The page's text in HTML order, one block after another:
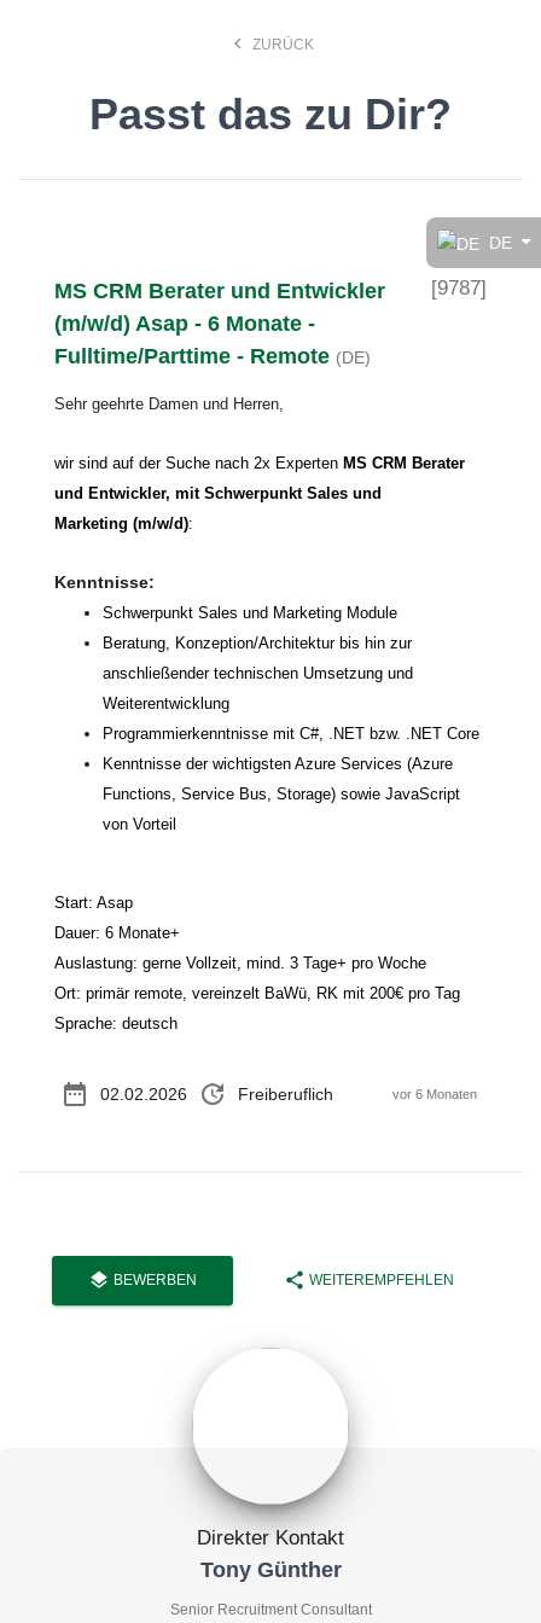
DE
Finde den Job, der Dir
search
Deutsch
keyboard_arrow_left ZURÜCK
Passt das zu Dir?
MS CRM Berater und Entwickler
(m/w/d) Asap - 6 Monate -
Fulltime/Parttime - Remote (DE)
[9787]
Sehr geehrte Damen und Herren,
wir sind auf der Suche nach 2x Experten MS CRM Berater
und Entwickler, mit Schwerpunkt Sales und
Marketing (m/w/d):
Kenntnisse:
Schwerpunkt Sales und Marketing Module
Beratung, Konzeption/Architektur bis hin zur
anschließender technischen Umsetzung und
Weiterentwicklung
Programmierkenntnisse mit C#, .NET bzw. .NET Core
Kenntnisse der wichtigsten Azure Services (Azure
Functions, Service Bus, Storage) sowie JavaScript
von Vorteil
Start: Asap
Dauer: 6 Monate+
Auslastung: gerne Vollzeit, mind. 3 Tage+ pro Woche
Ort: primär remote, vereinzelt BaWü, RK mit 200€ pro Tag
Sprache: deutsch
date_range 02.02.2026 update Freiberuflich vor 6 Monaten
layers BEWERBEN share WEITEREMPFEHLEN
Direkter Kontakt
Tony Günther
Senior Recruitment Consultant